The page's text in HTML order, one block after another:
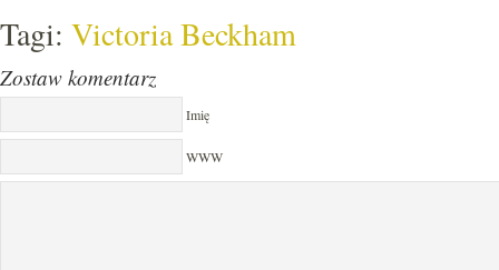
Tagi: Victoria Beckham
Zostaw komentarz
Imię
WWW